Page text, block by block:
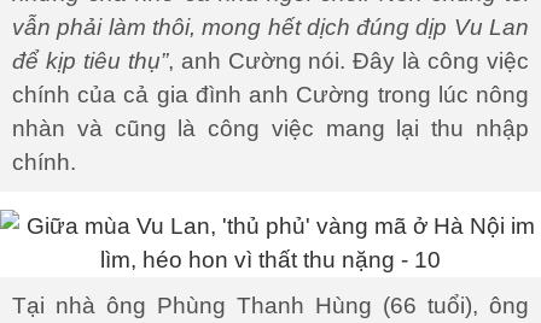
vẫn phải làm thôi, mong hết dịch đúng dịp Vu Lan
để kịp tiêu thụ”, anh Cường nói. Đây là công việc
chính của cả gia đình anh Cường trong lúc nông
nhàn và cũng là công việc mang lại thu nhập
chính.
Tại nhà ông Phùng Thanh Hùng (66 tuổi), ông